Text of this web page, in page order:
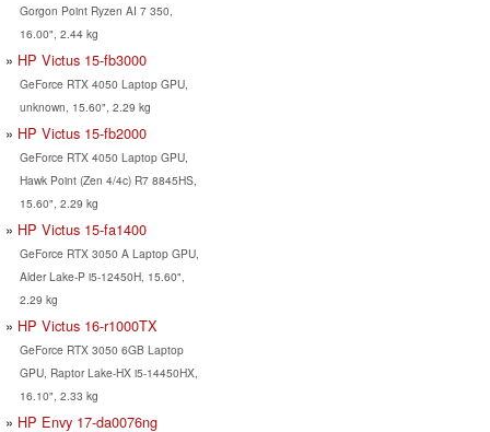
Gorgon Point Ryzen AI 7 350,
16.00", 2.44 kg
HP Victus 15-fb3000
GeForce RTX 4050 Laptop GPU,
unknown, 15.60", 2.29 kg
HP Victus 15-fb2000
GeForce RTX 4050 Laptop GPU,
Hawk Point (Zen 4/4c) R7 8845HS,
15.60", 2.29 kg
HP Victus 15-fa1400
GeForce RTX 3050 A Laptop GPU,
Alder Lake-P i5-12450H, 15.60",
2.29 kg
HP Victus 16-r1000TX
GeForce RTX 3050 6GB Laptop
GPU, Raptor Lake-HX i5-14450HX,
16.10", 2.33 kg
HP Envy 17-da0076ng